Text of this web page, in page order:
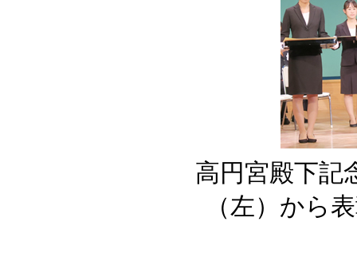
高円宮殿下記
（左）から